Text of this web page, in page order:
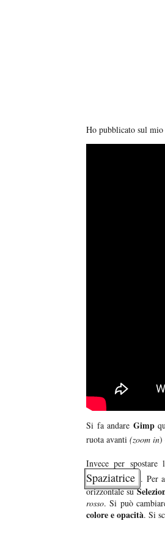
Ho pubblicato sul mio
Si fa andare Gimp
ruota avanti (zoom in)
Invece per
Spaziatrice . Per
orizzontale su
rosso. Si può
colore e opacità. Si